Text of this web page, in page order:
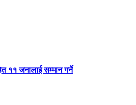
११ जनालाई सम्मान गर्ने